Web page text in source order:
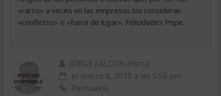
«raros» a veces en las empresas los consideran
«conflictos» o «fuera de lugar». Felicidades Pepe.
JORGE FALCON (Peru)
el marzo 8, 2018 a las 5:56 pm
Permalink